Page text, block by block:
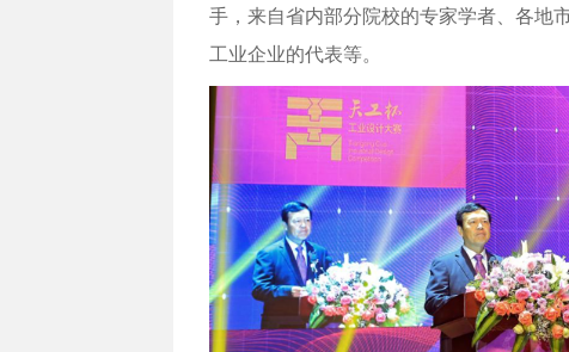
手，来自省内部分院校的专家学者、各地
工业企业的代表等。